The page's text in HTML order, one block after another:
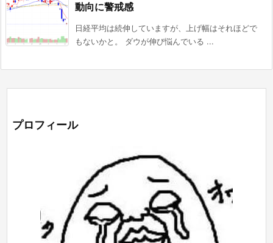
動向に警戒感
日経平均は続伸していますが、上げ幅はそれほどで
もないかと。 ダウが伸び悩んでいる ...
プロフィール